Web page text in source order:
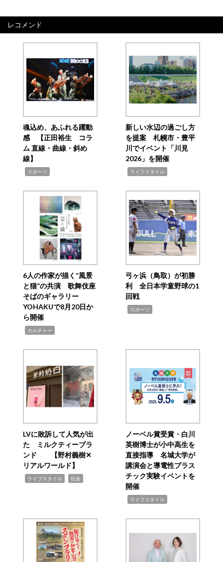
レコメンド
魂込め、あふれる躍動
感 【正田裕生 コラ
ム 直線・曲線・斜め
線】
スポーツ
新しい水辺の過ごし方
を提案 札幌市・豊平
川でイベント「川見
2026」を開催
ライフスタイル
6人の作家が描く“風景
と猫”の共演 歌舞伎座
そばのギャラリー
YOHAKUで8月20日か
ら開催
カルチャー
弓ヶ浜（鳥取）が初勝
利 全日本学童野球の1
回戦
スポーツ
LVに敗訴して人気が出
た ミルクティーブラ
ンド 【野村義樹✕
リアルワールド】
ライフスタイル 社会
ノーベル賞受賞・白川
英樹博士が小中高生を
直接指導 名城大学が
講演会と導電性プラス
チック実験イベントを
開催
ライフスタイル